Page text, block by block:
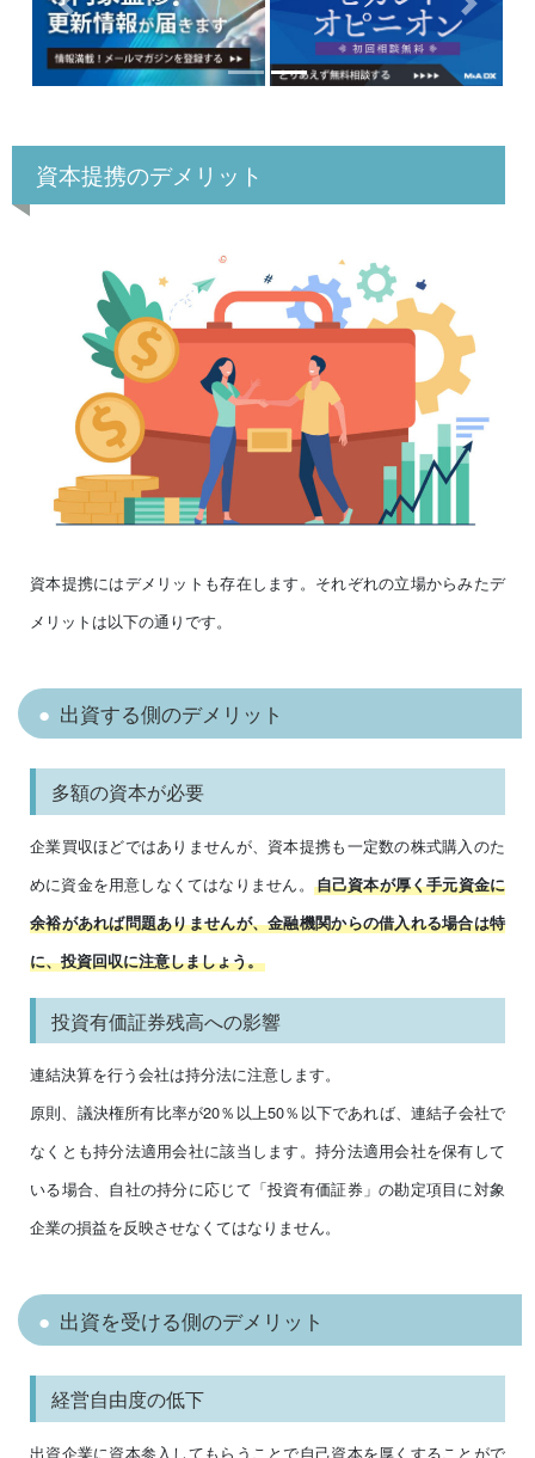
Previous Next
資本提携のデメリット
資本提携にはデメリットも存在します。それぞれの立場からみたデ
メリットは以下の通りです。
出資する側のデメリット
多額の資本が必要
企業買収ほどではありませんが、資本提携も一定数の株式購入のた
めに資金を用意しなくてはなりません。 自己資本が厚く手元資金に
余裕があれば問題ありませんが、金融機関からの借入れる場合は特
に、投資回収に注意しましょう。
投資有価証券残高への影響
連結決算を行う会社は持分法に注意します。
原則、議決権所有比率が20％以上50％以下であれば、連結子会社で
なくとも持分法適用会社に該当します。持分法適用会社を保有して
いる場合、自社の持分に応じて「投資有価証券」の勘定項目に対象
企業の損益を反映させなくてはなりません。
出資を受ける側のデメリット
経営自由度の低下
出資企業に資本参入してもらうことで自己資本を厚くすることがで